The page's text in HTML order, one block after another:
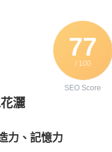
77
/ 100
SEO Score
灑
力、記憶力